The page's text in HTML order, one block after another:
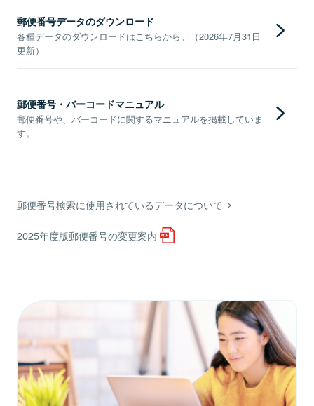
郵便番号データのダウンロード
各種データのダウンロードはこちらから。（2026年7月31日
更新）
郵便番号・バーコードマニュアル
郵便番号や、バーコードに関するマニュアルを掲載していま
す。
郵便番号検索に使用されているデータについて
2025年度版郵便番号の変更案内